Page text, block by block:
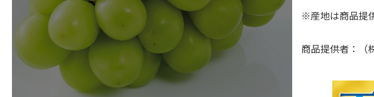
※産地は商品提
商品提供者：（